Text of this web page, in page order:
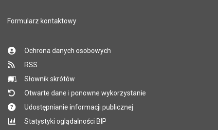
Formularz kontaktowy
Ochrona danych osobowych
RSS
Słownik skrótów
Otwarte dane i ponowne wykorzystanie
Udostępnianie informacji publicznej
Statystyki oglądalności BIP